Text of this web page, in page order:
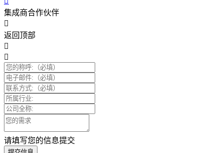
集成商合作伙伴
返回顶部
请填写您的信息提交